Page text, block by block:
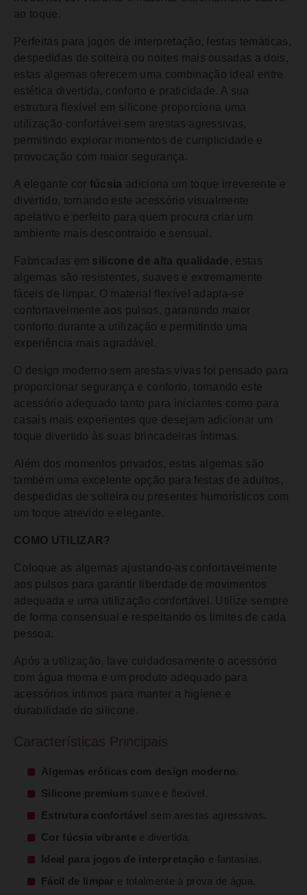
ao toque.
Perfeitas para jogos de interpretação, festas temáticas,
despedidas de solteira ou noites mais ousadas a dois,
estas algemas oferecem uma combinação ideal entre
estética divertida, conforto e praticidade. A sua
estrutura flexível em silicone proporciona uma
utilização confortável sem arestas agressivas,
permitindo explorar momentos de cumplicidade e
provocação com maior segurança.
A elegante cor fúcsia adiciona um toque irreverente e
divertido, tornando este acessório visualmente
apelativo e perfeito para quem procura criar um
ambiente mais descontraído e sensual.
Fabricadas em silicone de alta qualidade , estas
algemas são resistentes, suaves e extremamente
fáceis de limpar. O material flexível adapta-se
confortavelmente aos pulsos, garantindo maior
conforto durante a utilização e permitindo uma
experiência mais agradável.
O design moderno sem arestas vivas foi pensado para
proporcionar segurança e conforto, tornando este
acessório adequado tanto para iniciantes como para
casais mais experientes que desejam adicionar um
toque divertido às suas brincadeiras íntimas.
Além dos momentos privados, estas algemas são
também uma excelente opção para festas de adultos,
despedidas de solteira ou presentes humorísticos com
um toque atrevido e elegante.
COMO UTILIZAR?
Coloque as algemas ajustando-as confortavelmente
aos pulsos para garantir liberdade de movimentos
adequada e uma utilização confortável. Utilize sempre
de forma consensual e respeitando os limites de cada
pessoa.
Após a utilização, lave cuidadosamente o acessório
com água morna e um produto adequado para
acessórios íntimos para manter a higiene e
durabilidade do silicone.
Características Principais
Algemas eróticas com design moderno
Silicone premium suave e flexível.
Estrutura confortável
sem arestas agressivas.
Cor fúcsia vibrante e divertida.
Ideal para jogos de interpretação e fantasias.
Fácil de limpar e totalmente à prova de água.